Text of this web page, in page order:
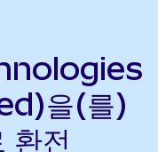
을(를)
환전